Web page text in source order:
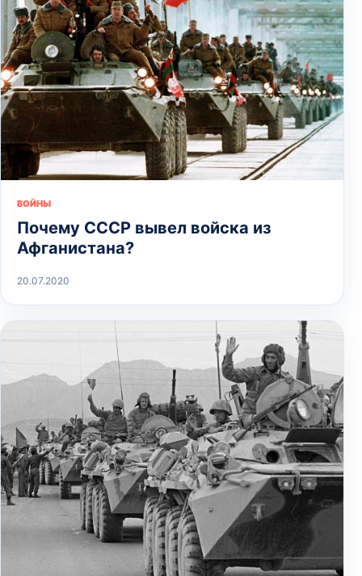
ВОЙНЫ
Почему СССР вывел войска из
Афганистана?
20.07.2020